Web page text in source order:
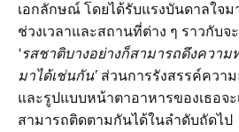
เอกลักษณ์ โดยได้รับแรงบันดาลใจ
ช่วงเวลาและสถานที่ต่าง ๆ ราวกับ
‘รสชาติบางอย่างก็สามารถดึงความ
มาได้เช่นกัน’ ส่วนการรังสรรค์ควา
และรูปแบบหน้าตาอาหารของเธอจ
สามารถติดตามกันได้ในลำดับถัดไป